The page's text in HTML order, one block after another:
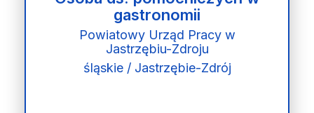
gastronomii
Powiatowy Urząd Pracy w
Jastrzębiu-Zdroju
śląskie / Jastrzębie-Zdrój